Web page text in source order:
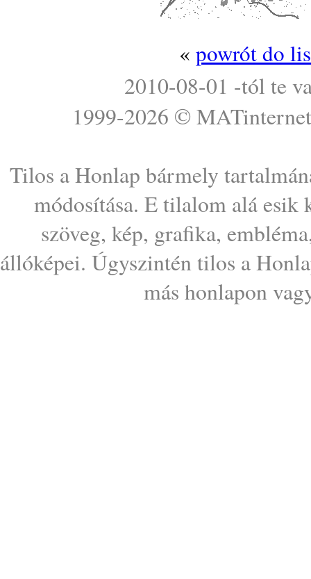
« powrót do
2010-08-01 -tól te
1999-2026 © MATinternet
Tilos a Honlap bármely
módosítása. E tilalom alá esik
szöveg, kép, grafika,
állóképei. Úgyszintén tilos a
más honlapon